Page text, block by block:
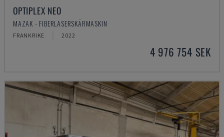
OPTIPLEX NEO
MAZAK - FIBERLASERSKÄRMASKIN
FRANKRIKE 2022
4 976 754 SEK